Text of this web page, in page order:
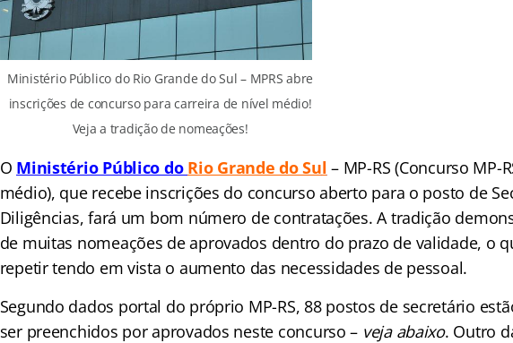
Ministério Público do Rio Grande do Sul – MPRS abre
inscrições de concurso para carreira de nível médio!
Veja a tradição de nomeações!
O Ministério Público do Rio Grande do Sul – MP-RS (Concurso MP-
médio), que recebe inscrições do concurso aberto para o posto de
Diligências, fará um bom número de contratações. A tradição
de muitas nomeações de aprovados dentro do prazo de validade, o
repetir tendo em vista o aumento das necessidades de pessoal.
Segundo dados portal do próprio MP-RS, 88 postos de secretário
ser preenchidos por aprovados neste concurso – veja abaixo. Outro